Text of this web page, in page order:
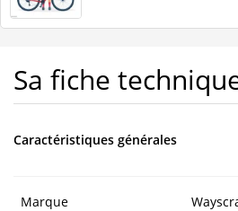
Sa fiche
Caractéristiques générales
Marque